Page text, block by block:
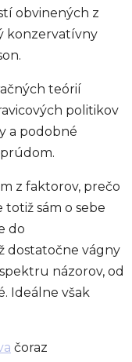
obvinených z
konzervatívny
teórií
politikov
a podobné
z faktorov, prečo
totiž sám o sebe
do
dostatočne vágny
názorov, od
Ideálne však
čoraz